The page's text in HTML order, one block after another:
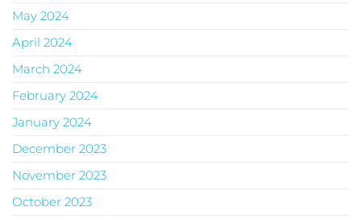
May 2024
April 2024
March 2024
February 2024
January 2024
December 2023
November 2023
October 2023